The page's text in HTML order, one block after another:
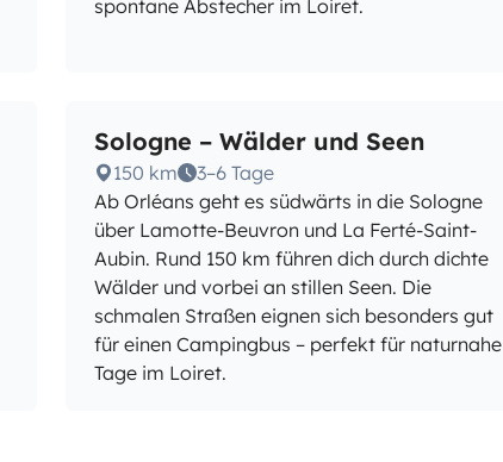
spontane Abstecher im Loiret.
Sologne – Wälder und Seen
150 km
3–6 Tage
Ab Orléans geht es südwärts in die Sologne
über Lamotte-Beuvron und La Ferté-Saint-
Aubin. Rund 150 km führen dich durch dichte
Wälder und vorbei an stillen Seen. Die
schmalen Straßen eignen sich besonders gut
für einen Campingbus – perfekt für naturnahe
Tage im Loiret.